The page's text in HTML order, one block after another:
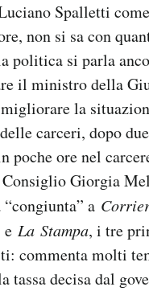
Spalletti
non si sa con
politica si parla
il ministro della
la
carceri, dopo
poche ore nel
Giorgia
a
e La Stampa, i tre
commenta molti
tassa decisa dal